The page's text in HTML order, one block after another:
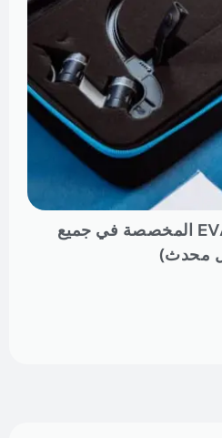
قمة 10 موردو حالات EVA المخصصة في جميع